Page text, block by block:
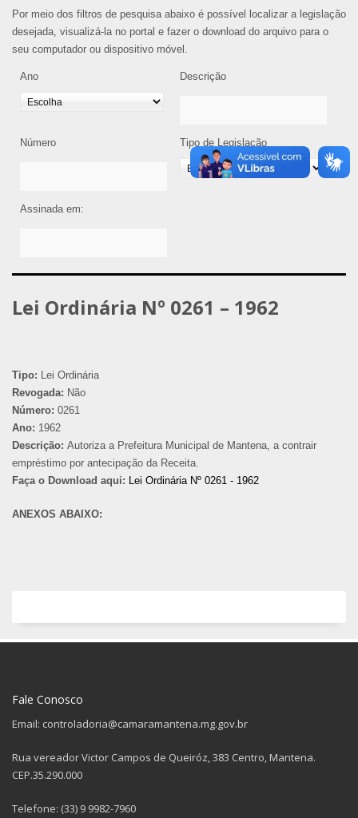
Por meio dos filtros de pesquisa abaixo é possível localizar a legislação
desejada, visualizá-la no portal e fazer o download do arquivo para o
seu computador ou dispositivo móvel.
Ano Descrição
Número Tipo de Legislação
Assinada em:
Lei Ordinária Nº 0261 – 1962
Tipo: Lei Ordinária
Revogada: Não
Número: 0261
Ano: 1962
Descrição: Autoriza a Prefeitura Municipal de Mantena, a contrair
empréstimo por antecipação da Receita.
Faça o Download aqui: Lei Ordinária Nº 0261 - 1962
ANEXOS ABAIXO:
Fale Conosco
Email: controladoria@camaramantena.mg.gov.br
Rua vereador Victor Campos de Queiróz, 383 Centro, Mantena.
CEP.35.290.000
Telefone: (33) 9 9982-7960